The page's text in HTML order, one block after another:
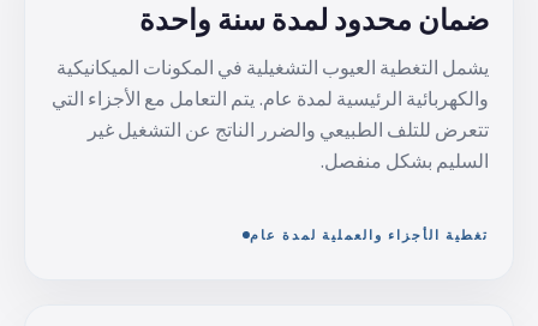
ضمان محدود لمدة سنة واحدة
يشمل التغطية العيوب التشغيلية في المكونات الميكانيكية
والكهربائية الرئيسية لمدة عام. يتم التعامل مع الأجزاء التي
تتعرض للتلف الطبيعي والضرر الناتج عن التشغيل غير
السليم بشكل منفصل.
تغطية الأجزاء والعملية لمدة عام